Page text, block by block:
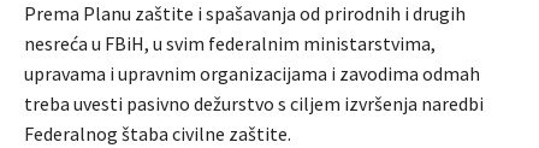
Prema Planu zaštite i spašavanja od prirodnih i drugih
nesreća u FBiH, u svim federalnim ministarstvima,
upravama i upravnim organizacijama i zavodima odmah
treba uvesti pasivno dežurstvo s ciljem izvršenja naredbi
Federalnog štaba civilne zaštite.